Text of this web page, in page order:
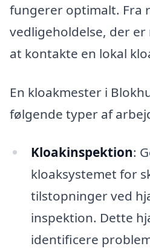
fungerer optimalt. Fra
vedligeholdelse, der
at kontakte en lokal
En kloakmester i
følgende typer af
Kloakinspektion:
kloaksystemet for
tilstopninger ved
inspektion. Dette
identificere